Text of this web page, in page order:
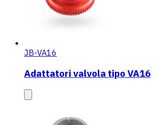
JB-VA16
Adattatori valvola tipo VA16